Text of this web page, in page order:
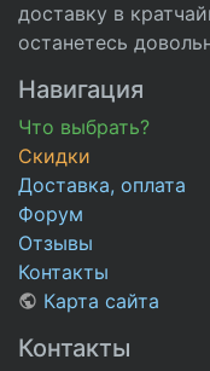
доставку в
останетесь
Навигация
Что выбрать?
Скидки
Доставка, оплата
Форум
Отзывы
Контакты
Карта сайта
Контакты